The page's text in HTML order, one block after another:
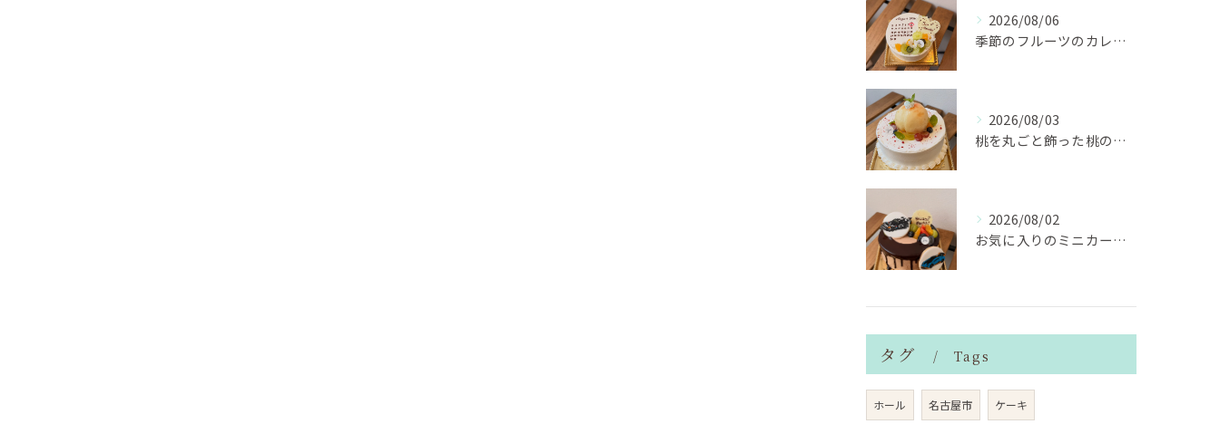
2026/08/06
季節のフルーツのカレンダーケーキ
2026/08/03
桃を丸ごと飾った桃のホールケーキ（サンドも桃）
2026/08/02
お気に入りのミニカーのアイシングクッキーを飾ったデコレーショ...
タグ Tags
ホール 名古屋市 ケーキ